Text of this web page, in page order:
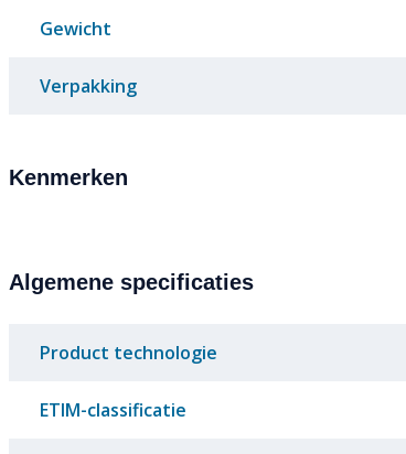
Gewicht
Verpakking
Kenmerken
Algemene specificaties
Product technologie
ETIM-classificatie